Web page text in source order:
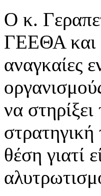
Ο κ.
ΓΕΕΘΑ και
αναγκαίες
να
θέση γιατί